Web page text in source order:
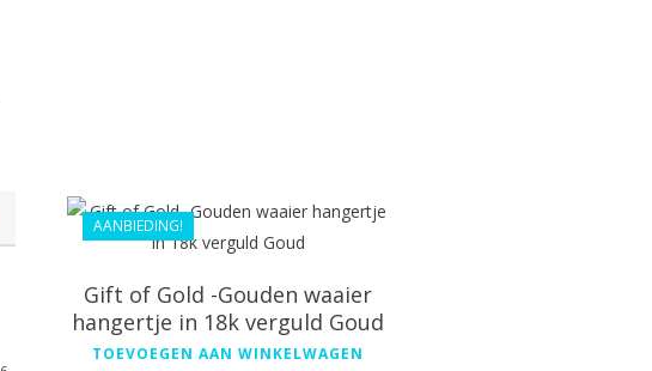
AANBIEDING!
Gift of Gold -Gouden waaier
hangertje in 18k verguld Goud
TOEVOEGEN AAN WINKELWAGEN